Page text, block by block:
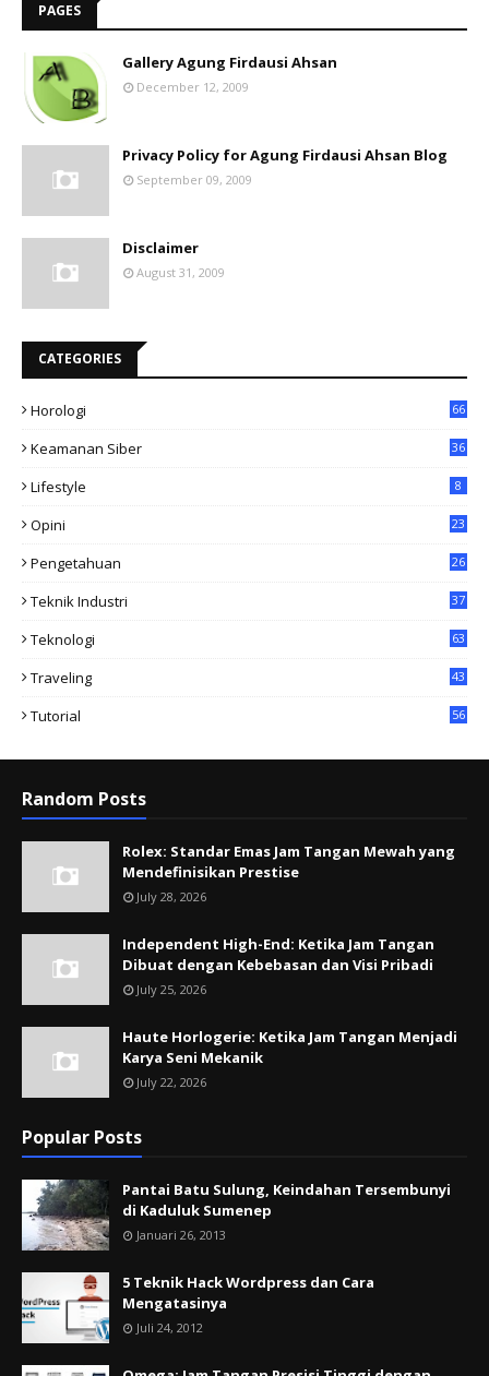
PAGES
Gallery Agung Firdausi Ahsan
December 12, 2009
Privacy Policy for Agung Firdausi Ahsan Blog
September 09, 2009
Disclaimer
August 31, 2009
CATEGORIES
Horologi 66
Keamanan Siber 36
Lifestyle 8
Opini 23
Pengetahuan 26
Teknik Industri 37
Teknologi 63
Traveling 43
Tutorial 56
Random Posts
Rolex: Standar Emas Jam Tangan Mewah yang
Mendefinisikan Prestise
July 28, 2026
Independent High-End: Ketika Jam Tangan
Dibuat dengan Kebebasan dan Visi Pribadi
July 25, 2026
Haute Horlogerie: Ketika Jam Tangan Menjadi
Karya Seni Mekanik
July 22, 2026
Popular Posts
Pantai Batu Sulung, Keindahan Tersembunyi
di Kaduluk Sumenep
Januari 26, 2013
5 Teknik Hack Wordpress dan Cara
Mengatasinya
Juli 24, 2012